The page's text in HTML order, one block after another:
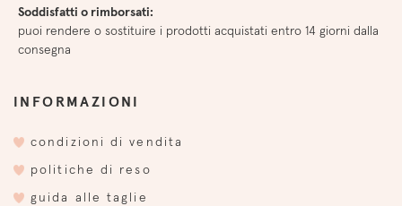
Soddisfatti o rimborsati:
puoi rendere o sostituire i prodotti acquistati entro 14 giorni dalla
consegna
INFORMAZIONI
condizioni di vendita
politiche di reso
guida alle taglie